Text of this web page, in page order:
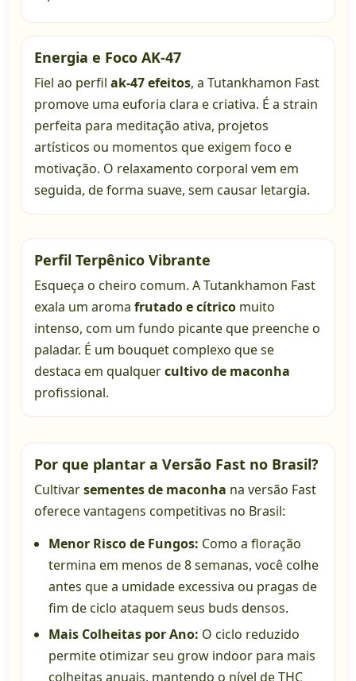
Energia e Foco AK-47
Fiel ao perfil ak-47 efeitos, a Tutankhamon Fast
promove uma euforia clara e criativa. É a strain
perfeita para meditação ativa, projetos
artísticos ou momentos que exigem foco e
motivação. O relaxamento corporal vem em
seguida, de forma suave, sem causar letargia.
Perfil Terpênico Vibrante
Esqueça o cheiro comum. A Tutankhamon Fast
exala um aroma frutado e cítrico muito
intenso, com um fundo picante que preenche o
paladar. É um bouquet complexo que se
destaca em qualquercultivo de maconha
profissional.
Por que plantar a Versão Fast no Brasil?
Cultivarsementes de maconha na versão Fast
oferece vantagens competitivas no Brasil:
Menor Risco de Fungos: Como a floração
termina em menos de 8 semanas, você colhe
antes que a umidade excessiva ou pragas de
fim de ciclo ataquem seus buds densos.
Mais Colheitas por Ano: O ciclo reduzido
permite otimizar seu grow indoor para mais
colheitas anuais, mantendo o nível de THC